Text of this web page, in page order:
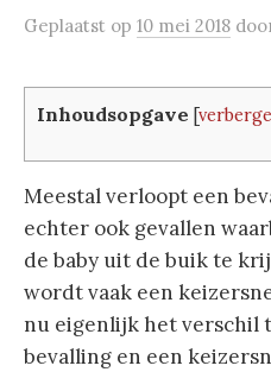
Geplaatst op 10 mei 2018
Inhoudsopgave [
Meestal verloopt een
echter ook gevallen
de baby uit de buik te
wordt vaak een
nu eigenlijk het verschil
bevalling en een